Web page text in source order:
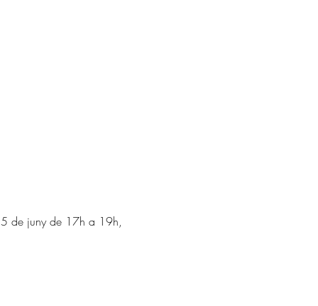
de juny de 17h a 19h,